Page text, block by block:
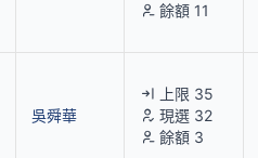
餘額 11
吳舜華
上限 35
現選 32
餘額 3